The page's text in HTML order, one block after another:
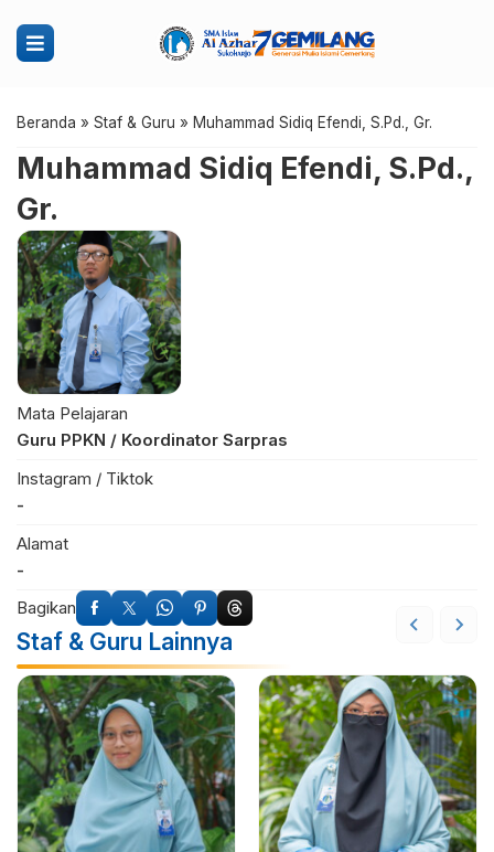
Beranda » Staf & Guru » Muhammad Sidiq Efendi, S.Pd., Gr.
Muhammad Sidiq Efendi, S.Pd.,
Gr.
Mata Pelajaran
Guru PPKN / Koordinator Sarpras
Instagram / Tiktok
-
Alamat
-
Bagikan
Staf & Guru Lainnya